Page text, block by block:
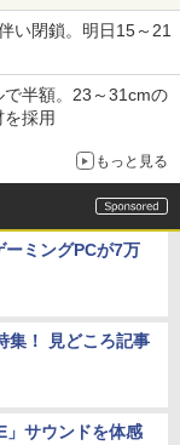
い閉鎖。明日15～21
半額。23～31cmの
採用
もっと見る
ミングPCが7万
集！ 見どころ記事
」サウンドを体感